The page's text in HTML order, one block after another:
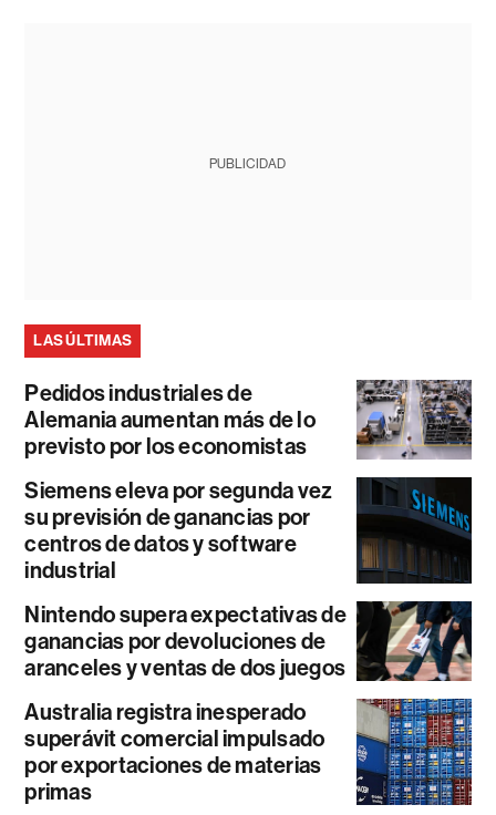
PUBLICIDAD
LAS ÚLTIMAS
Pedidos industriales de
Alemania aumentan más de lo
previsto por los economistas
Siemens eleva por segunda vez
su previsión de ganancias por
centros de datos y software
industrial
Nintendo supera expectativas de
ganancias por devoluciones de
aranceles y ventas de dos juegos
Australia registra inesperado
superávit comercial impulsado
por exportaciones de materias
primas